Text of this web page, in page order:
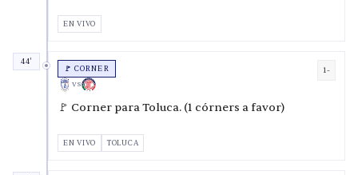
EN VIVO
44'
🚩 CORNER
VS
1-
🚩 Corner para Toluca. (1 córners a favor)
EN VIVO TOLUCA